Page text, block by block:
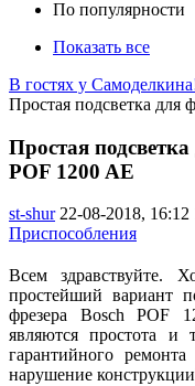
По популярности
Показать все
В гостях у
Простая подсветка для
Простая
POF 1200 AE
st-shur 22-08-2018, 16:12
Приспособления
Всем здравствуйте.
простейший вариант
фрезера Bosch POF
являются простота и
гарантийного
нарушение